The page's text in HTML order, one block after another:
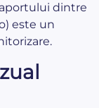
dintre
este un